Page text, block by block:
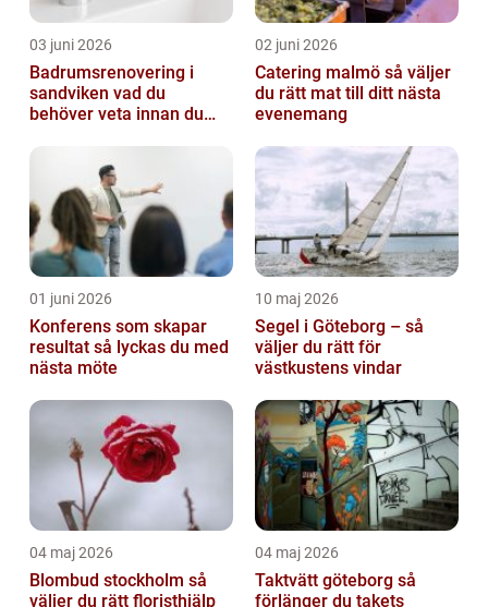
03 juni 2026
Badrumsrenovering i
sandviken vad du
behöver veta innan du
02 juni 2026
Catering malmö så väljer
du rätt mat till ditt nästa
evenemang
01 juni 2026
Konferens som skapar
resultat så lyckas du med
nästa möte
10 maj 2026
Segel i Göteborg – så
väljer du rätt för
västkustens vindar
04 maj 2026
Blombud stockholm så
väljer du rätt floristhjälp
04 maj 2026
Taktvätt göteborg så
förlänger du takets